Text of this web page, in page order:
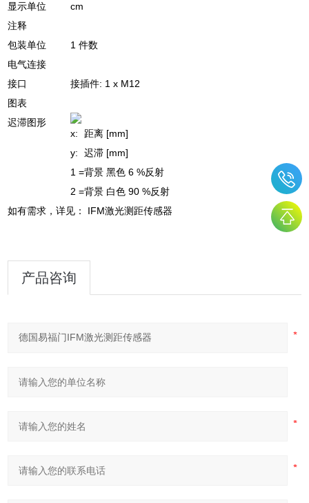
显示单位
cm
注释
包装单位
1 件数
电气连接
接口
接插件: 1 x M12
图表
迟滞图形
x:
距离 [mm]
y:
迟滞 [mm]
1 =背景 黑色 6 %反射
2 =背景 白色 90 %反射
如有需求，详见： IFM激光测距传感器
产品咨询